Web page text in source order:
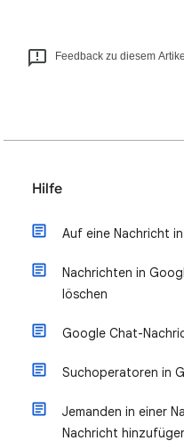
Feedback zu diesem
Hilfe
Auf eine Nachricht
Nachrichten in
löschen
Google Chat-
Suchoperatoren in
Jemanden in einer
Nachricht